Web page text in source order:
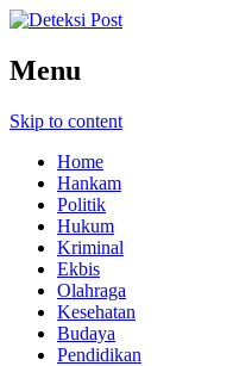
Menu
Skip to content
Home
Hankam
Politik
Hukum
Kriminal
Ekbis
Olahraga
Kesehatan
Budaya
Pendidikan